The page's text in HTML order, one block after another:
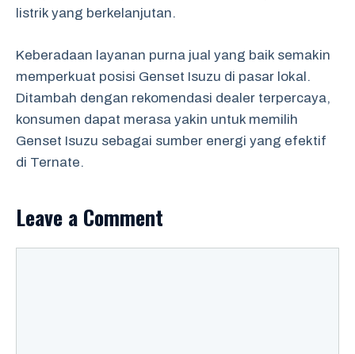
listrik yang berkelanjutan.
Keberadaan layanan purna jual yang baik semakin
memperkuat posisi Genset Isuzu di pasar lokal.
Ditambah dengan rekomendasi dealer terpercaya,
konsumen dapat merasa yakin untuk memilih
Genset Isuzu sebagai sumber energi yang efektif
di Ternate.
Leave a Comment